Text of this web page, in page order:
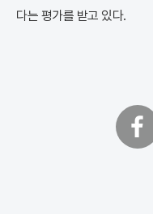
다는 평가를 받고 있다.